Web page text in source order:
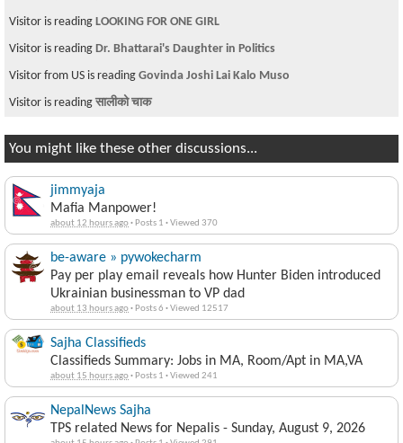
Visitor is reading मरे पछि पनि सुख छैन नेपालमा
Visitor is reading
Visitor is reading
for all rock fans onlyyyy.videos
Mafia Manpower!
about 12 hours ago·Posts 1
Pay per play email reveals how Hunter Biden introduced
Ukrainian businessman to VP dad
about 13 hours ago ·Posts 6·Viewed 12517
Classifieds Summary: Jobs in MA, Room/Apt in MA,VA
about 15 hours ago ·Posts 1·Viewed 241
TPS related News for Nepalis - Sunday, August 9, 2026
about 15 hours ago·Posts 1·Viewed 291